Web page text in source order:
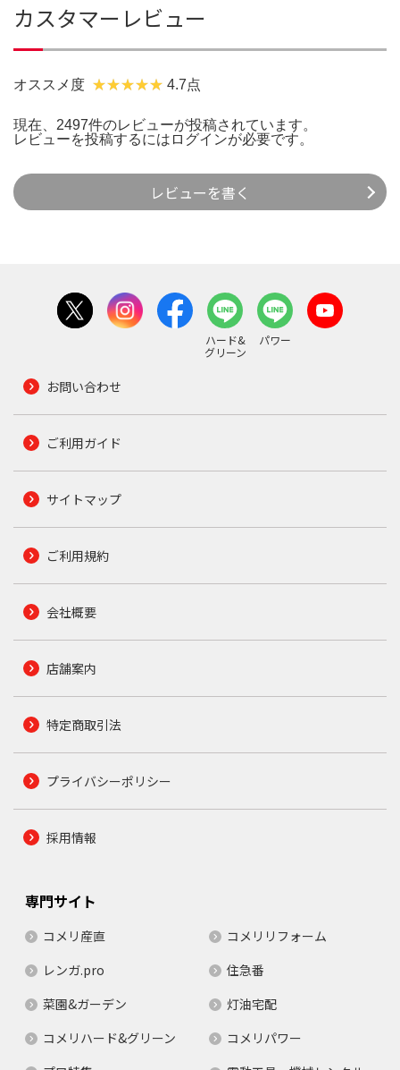
カスタマーレビュー
オススメ度 4.7点
現在、2497件のレビューが投稿されています。
レビューを投稿するには ログインが必要です。
レビューを書く
ハード&
グリーン
パワー
お問い合わせ
ご利用ガイド
サイトマップ
ご利用規約
会社概要
店舗案内
特定商取引法
プライバシーポリシー
採用情報
専門サイト
コメリ産直
コメリリフォーム
レンガ.pro
住急番
菜園&ガーデン
灯油宅配
コメリハード&グリーン
コメリパワー